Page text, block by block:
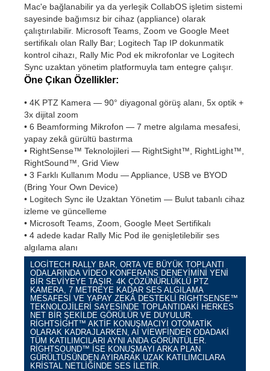
Mac'e bağlanabilir ya da yerleşik CollabOS işletim sistemi
sayesinde bağımsız bir cihaz (appliance) olarak
çalıştırılabilir. Microsoft Teams, Zoom ve Google Meet
sertifikalı olan Rally Bar; Logitech Tap IP dokunmatik
kontrol cihazı, Rally Mic Pod ek mikrofonlar ve Logitech
Sync uzaktan yönetim platformuyla tam entegre çalışır.
Öne Çıkan Özellikler:
• 4K PTZ Kamera — 90° diyagonal görüş alanı, 5x optik +
3x dijital zoom
• 6 Beamforming Mikrofon — 7 metre algılama mesafesi,
yapay zekâ gürültü bastırma
• RightSense™ Teknolojileri — RightSight™, RightLight™,
RightSound™, Grid View
• 3 Farklı Kullanım Modu — Appliance, USB ve BYOD
(Bring Your Own Device)
• Logitech Sync ile Uzaktan Yönetim — Bulut tabanlı cihaz
izleme ve güncelleme
• Microsoft Teams, Zoom, Google Meet Sertifikalı
• 4 adede kadar Rally Mic Pod ile genişletilebilir ses
algılama alanı
LOGITECH RALLY BAR, ORTA VE BÜYÜK TOPLANTI
ODALARINDA VIDEO KONFERANS DENEYIMINI YENI
BIR SEVIYEYE TAŞIR. 4K ÇÖZÜNÜRLÜKLÜ PTZ
KAMERA, 7 METREYE KADAR SES ALGILAMA
MESAFESI VE YAPAY ZEKÂ DESTEKLI RIGHTSENSE™
TEKNOLOJILERI SAYESINDE TOPLANTIDAKI HERKES
NET BIR ŞEKILDE GÖRÜLÜR VE DUYULUR.
RIGHTSIGHT™ AKTIF KONUŞMACIYI OTOMATIK
OLARAK KADRAJLARKEN, AI VIEWFINDER ODADAKI
TÜM KATILIMCILARI AYNI ANDA GÖRÜNTÜLER.
RIGHTSOUND™ ISE KONUŞMAYI ARKA PLAN
GÜRÜLTÜSÜNDEN AYIRARAK UZAK KATILIMCILARA
KRISTAL NETLIĞINDE SES ILETIR.